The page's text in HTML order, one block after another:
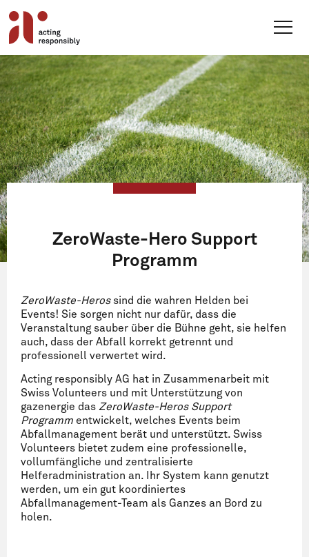
to
content
ZeroWaste-Hero Support
Programm
ZeroWaste-Herossind die wahren Helden bei
Events! Sie sorgen nicht nur dafür, dass die
Veranstaltung sauber über die Bühne geht, sie helfen
auch, dass der Abfall korrekt getrennt und
professionell verwertet wird.
Acting responsibly AG hat in Zusammenarbeit mit
Swiss Volunteers und mit Unterstützung von
gazenergie das ZeroWaste-HerosSupport
Programm entwickelt, welches Events beim
Abfallmanagement berät und unterstützt. Swiss
Volunteers bietet zudem eine professionelle,
vollumfängliche und zentralisierte
Helferadministration an. Ihr System kann genutzt
werden, um ein gut koordiniertes
Abfallmanagement-Team als Ganzes an Bord zu
holen.